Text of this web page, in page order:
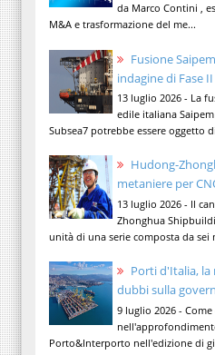
da Marco Contini ,
M&A e trasformazione del me...
Fusione
indagine di Fase
13 luglio 2026 - La
edile italiana
Subsea7 potrebbe essere oggetto
Hudong-
metaniere per
13 luglio 2026 - Il
Zhonghua
unità di una serie composta da sei
Porti d'Italia,
dubbi sulla
9 luglio 2026 -
Porto&Interporto nell'edizione di